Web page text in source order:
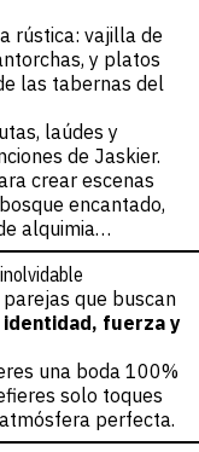
rústica: vajilla de
y platos
las tabernas del
laúdes y
de Jaskier.
crear escenas
encantado,
alquimia…
que buscan
identidad, fuerza y
una boda 100%
solo toques
perfecta.